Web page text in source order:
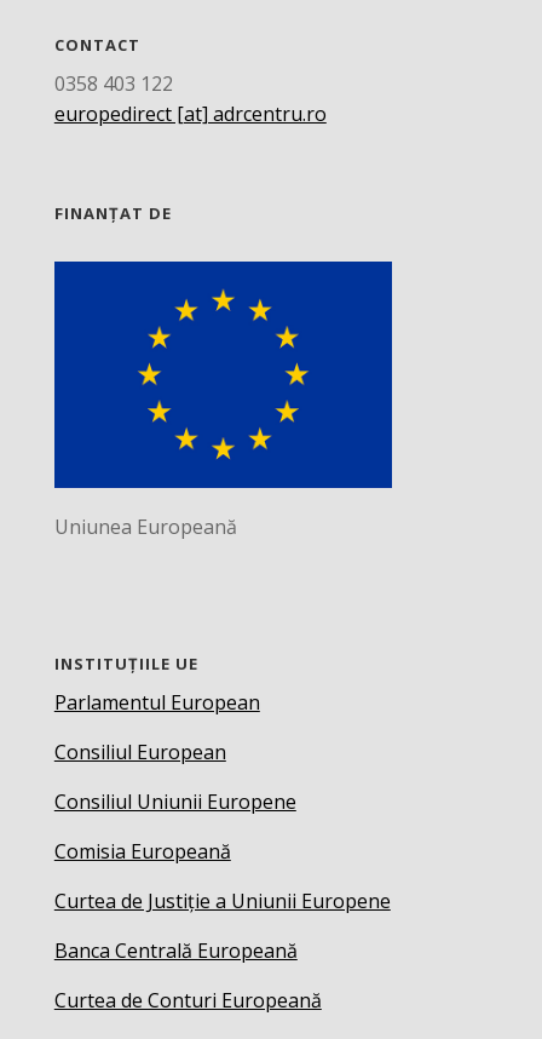
CONTACT
0358 403 122
europedirect [at] adrcentru.ro
FINANȚAT DE
Uniunea Europeană
INSTITUȚIILE UE
Parlamentul European
Consiliul European
Consiliul Uniunii Europene
Comisia Europeană
Curtea de Justiție a Uniunii Europene
Banca Centrală Europeană
Curtea de Conturi Europeană